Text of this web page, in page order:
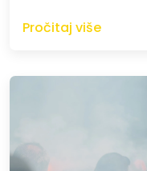
Pročitaj više